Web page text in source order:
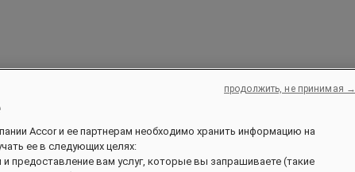
Accor и ее партнерам необходимо хранить информацию на
ее в следующих целях:
и предоставление вам услуг, которые вы запрашиваете (такие
продолжить, не принимая →